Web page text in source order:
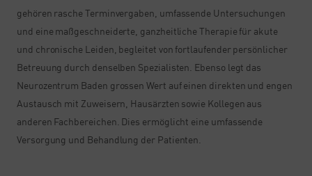
gehören rasche Terminvergaben, umfassende Untersuchungen
und eine maßgeschneiderte, ganzheitliche Therapie für akute
und chronische Leiden, begleitet von fortlaufender persönlicher
Betreuung durch denselben Spezialisten. Ebenso legt das
Neurozentrum Baden grossen Wert auf einen direkten und engen
Austausch mit Zuweisern, Hausärzten sowie Kollegen aus
anderen Fachbereichen. Dies ermöglicht eine umfassende
Versorgung und Behandlung der Patienten.